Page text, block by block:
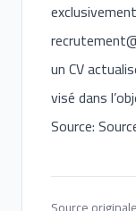
un CV
visé dans
Source: